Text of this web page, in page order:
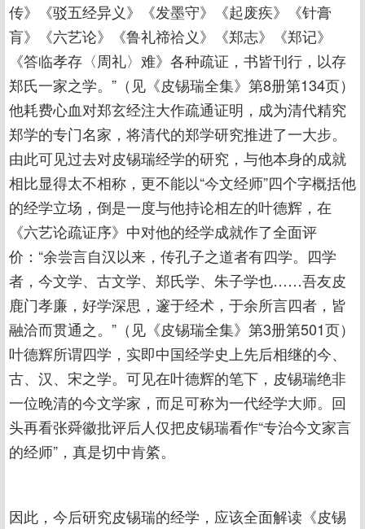
传》《驳五经异义》《发墨守》《起废疾》《针膏
肓》《六艺论》《鲁礼禘祫义》《郑志》《郑记》
《答临孝存〈周礼〉难》各种疏证，书皆刊行，以存
郑氏一家之学。”（见《皮锡瑞全集》第8册第134页）
他耗费心血对郑玄经注大作疏通证明，成为清代精究
郑学的专门名家，将清代的郑学研究推进了一大步。
由此可见过去对皮锡瑞经学的研究，与他本身的成就
相比显得太不相称，更不能以“今文经师”四个字概括他
的经学立场，倒是一度与他持论相左的叶德辉，在
《六艺论疏证序》中对他的经学成就作了全面评
价：“余尝言自汉以来，传孔子之道者有四学。四学
者，今文学、古文学、郑氏学、朱子学也……吾友皮
鹿门孝廉，好学深思，邃于经术，于余所言四者，皆
融洽而贯通之。”（见《皮锡瑞全集》第3册第501页）
叶德辉所谓四学，实即中国经学史上先后相继的今、
古、汉、宋之学。可见在叶德辉的笔下，皮锡瑞绝非
一位晚清的今文学家，而足可称为一代经学大师。回
头再看张舜徽批评后人仅把皮锡瑞看作“专治今文家言
的经师”，真是切中肯綮。
因此，今后研究皮锡瑞的经学，应该全面解读《皮锡